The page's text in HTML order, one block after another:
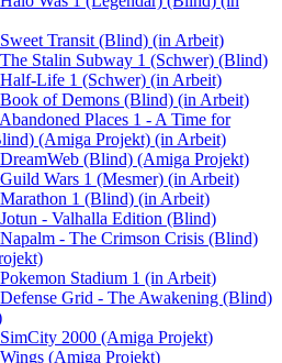
Transit (Blind) (in Arbeit)
Stalin Subway 1 (Schwer) (Blind)
Life 1 (Schwer) (in Arbeit)
of Demons (Blind) (in Arbeit)
Places 1 - A Time for
(Amiga Projekt) (in Arbeit)
(Blind) (Amiga Projekt)
Wars 1 (Mesmer) (in Arbeit)
1 (Blind) (in Arbeit)
- Valhalla Edition (Blind)
- The Crimson Crisis (Blind)
Stadium 1 (in Arbeit)
Grid - The Awakening (Blind)
2000 (Amiga Projekt)
(Amiga Projekt)